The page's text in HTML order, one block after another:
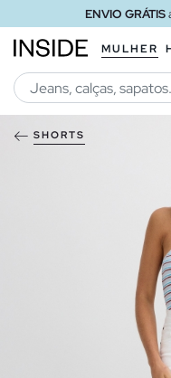
ENVIO GRÁTIS
MULHER
SHORTS